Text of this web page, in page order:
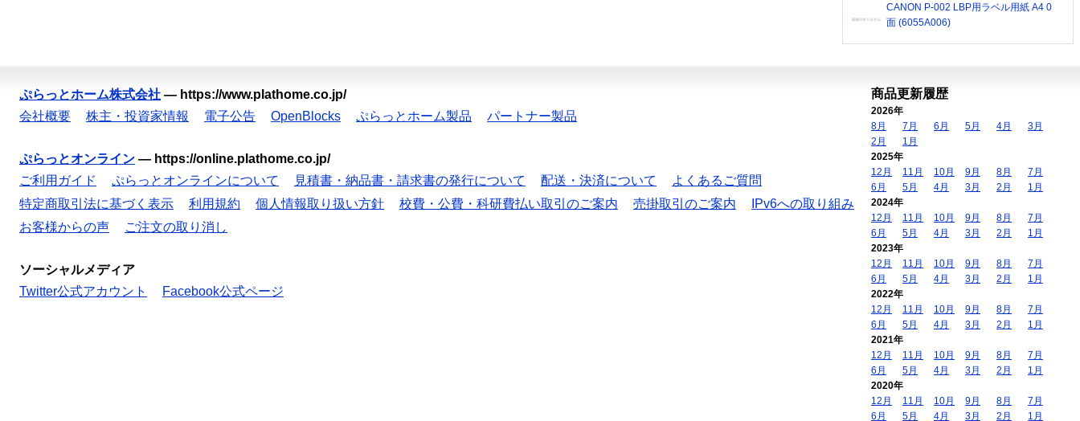
CANON P-002 LBP用ラベル用紙 A4 0
面 (6055A006)
ぷらっとホーム株式会社 — https://www.plathome.co.jp/
会社概要
株主・投資家情報 電子公告 OpenBlocks ぷらっとホーム製品 パートナー製品
ぷらっとオンライン — https://online.plathome.co.jp/
ご利用ガイド
ぷらっとオンラインについて 見積書・納品書・請求書の発行について 配送・決済について
よくあるご質問
特定商取引法に基づく表示
利用規約 個人情報取り扱い方針 校費・公費・科研費払い取引のご案内 売掛取引のご案内
IPv6への取り組み
お客様からの声
ご注文の取り消し
ソーシャルメディア
Twitter公式アカウント
Facebook公式ページ
商品更新履歴
2026年
8月
7月 6月 5月 4月
3月
2月
1月
2025年
12月
11月 10月 9月 8月
7月
6月
5月 4月 3月 2月
1月
2024年
12月
11月 10月 9月 8月
7月
6月
5月 4月 3月 2月
1月
2023年
12月
11月 10月 9月 8月
7月
6月
5月 4月 3月 2月
1月
2022年
12月
11月 10月 9月 8月
7月
6月
5月 4月 3月 2月
1月
2021年
12月
11月 10月 9月 8月
7月
6月
5月 4月 3月 2月
1月
2020年
12月
11月 10月 9月 8月
7月
6月
5月 4月 3月 2月
1月